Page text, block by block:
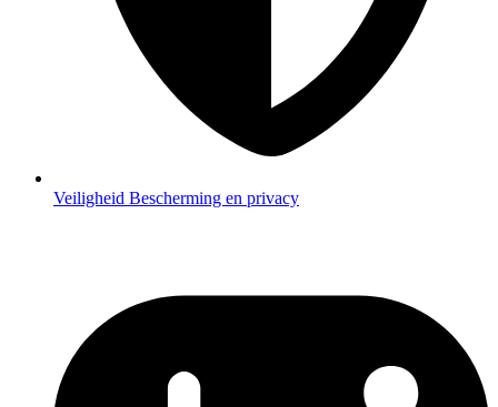
Veiligheid Bescherming en privacy